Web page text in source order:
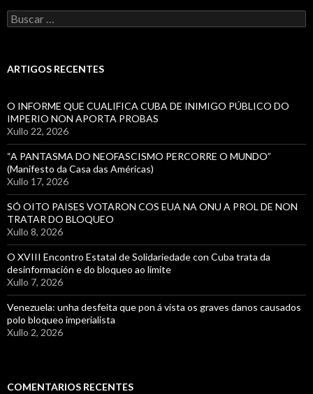
Buscar:
ARTIGOS RECENTES
O INFORME QUE CUALIFICA CUBA DE INIMIGO PÚBLICO DO
IMPERIO NON APORTA PROBAS
Xullo 22, 2026
“A PANTASMA DO NEOFASCISMO PERCORRE O MUNDO”
(Manifesto da Casa das Américas)
Xullo 17, 2026
SÓ OITO PAISES VOTARON COS EUA NA ONU A PROL DE NON
TRATAR DO BLOQUEO
Xullo 8, 2026
O XVIII Encontro Estatal de Solidariedade con Cuba trata da
desinformación e do bloqueo ao límite
Xullo 7, 2026
Venezuela: unha desfeita que pon á vista os graves danos causados
polo bloqueo imperialista
Xullo 2, 2026
COMENTARIOS RECENTES